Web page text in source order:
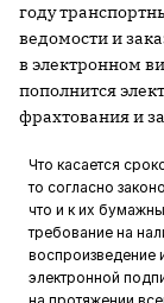
году
ведомости и
в электронном
пополнится
фрахтования и
Что касается
то согласно
что и к их
требование на
воспроизведение
электронной